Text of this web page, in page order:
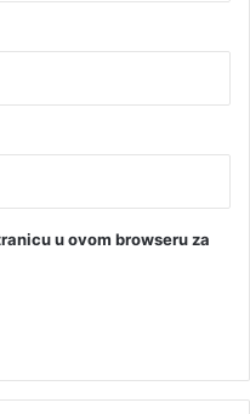
u ovom browseru za